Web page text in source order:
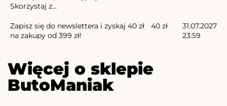
Skorzystaj z...
Zapisz się do newslettera i zyskaj 40 zł
na zakupy od 399 zł!
40 zł
31.07.2027
23:59
Więcej o sklepie
ButoManiak